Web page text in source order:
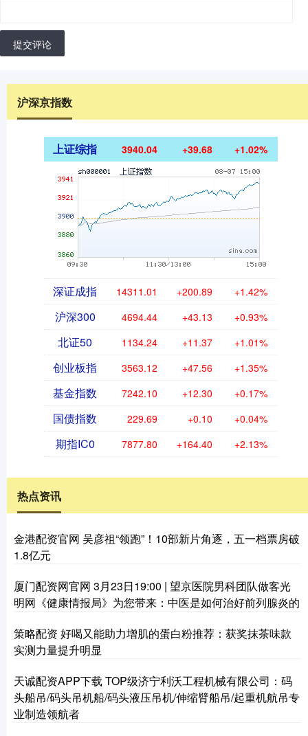
提交评论
沪深京指数
上证综指 3940.04 +39.68 +1.02%
深证成指 14311.01 +200.89 +1.42%
沪深300 4694.44 +43.13 +0.93%
北证50 1134.24 +11.37 +1.01%
创业板指 3563.12 +47.56 +1.35%
基金指数 7242.10 +12.30 +0.17%
国债指数 229.69 +0.10 +0.04%
期指IC0 7877.80 +164.40 +2.13%
热点资讯
金港配资官网 吴彦祖“领跑”！10部新片角逐，五一档票房破
1.8亿元
厦门配资网官网 3月23日19:00 | 望京医院男科团队做客光
明网《健康情报局》为您带来：中医是如何治好前列腺炎的
策略配资 好喝又能助力增肌的蛋白粉推荐：获奖抹茶味款
实测力量提升明显
天诚配资APP下载 TOP级济宁利沃工程机械有限公司：码
头船吊/码头吊机船/码头液压吊机/伸缩臂船吊/起重机航吊专
业制造领航者